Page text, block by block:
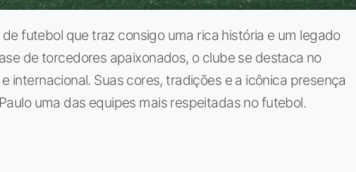
de futebol que traz consigo uma rica história e um legado
de torcedores apaixonados, o clube se destaca no
internacional. Suas cores, tradições e a icônica presença
uma das equipes mais respeitadas no futebol.